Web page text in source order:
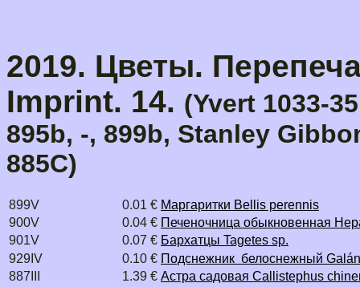
2019. Цветы.
Imprint. 14. (Yvert 1033-
895b, -, 899b, Stanley
885C)
899V 0.01 € Маргаритки Bellis perennis
900V
0.04 € Печеночница обыкновенная
901V
0.07 € Бархатцы Tagetes sp.
929IV
0.10 € Подснежник белоснежный
887III
1.39 € Астра садовая Callistephus